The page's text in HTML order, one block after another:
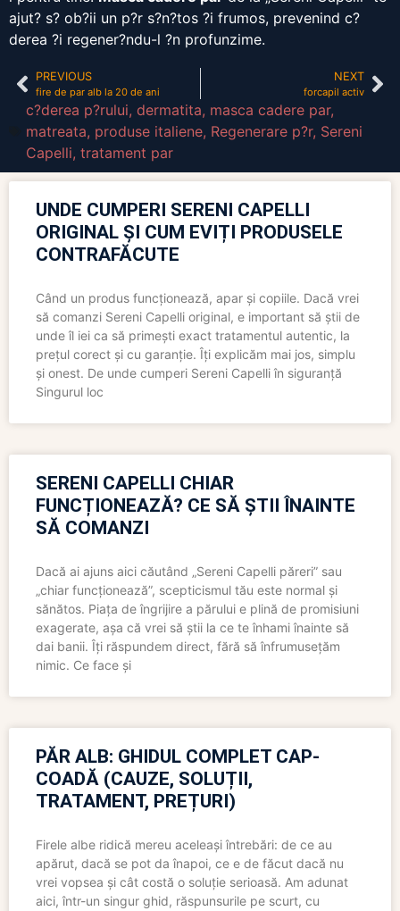
ajut? s? ob?ii un p?r s?n?tos ?i frumos, prevenind c?
derea ?i regener?ndu-l ?n profunzime.
PREVIOUS
fire de par alb la 20 de ani
NEXT
forcapil activ
c?derea p?rului, dermatita, masca cadere par,
matreata, produse italiene, Regenerare p?r, Sereni
Capelli, tratament par
UNDE CUMPERI SERENI CAPELLI
ORIGINAL ȘI CUM EVIȚI PRODUSELE
CONTRAFĂCUTE
Când un produs funcționează, apar și copiile. Dacă vrei
să comanzi Sereni Capelli original, e important să știi de
unde îl iei ca să primești exact tratamentul autentic, la
prețul corect și cu garanție. Îți explicăm mai jos, simplu
și onest. De unde cumperi Sereni Capelli în siguranță
Singurul loc
SERENI CAPELLI CHIAR
FUNCȚIONEAZĂ? CE SĂ ȘTII ÎNAINTE
SĂ COMANZI
Dacă ai ajuns aici căutând „Sereni Capelli păreri” sau
„chiar funcționează”, scepticismul tău este normal și
sănătos. Piața de îngrijire a părului e plină de promisiuni
exagerate, așa că vrei să știi la ce te înhami înainte să
dai banii. Îți răspundem direct, fără să înfrumusețăm
nimic. Ce face și
PĂR ALB: GHIDUL COMPLET CAP-
COADĂ (CAUZE, SOLUȚII,
TRATAMENT, PREȚURI)
Firele albe ridică mereu aceleași întrebări: de ce au
apărut, dacă se pot da înapoi, ce e de făcut dacă nu
vrei vopsea și cât costă o soluție serioasă. Am adunat
aici, într-un singur ghid, răspunsurile pe scurt, cu